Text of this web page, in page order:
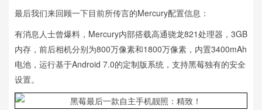
最后我们来回顾一下目前所传言的Mercury配置信息：
有消息人士曾爆料，Mercury内部搭载高通骁龙821处理器，3GB
内存，前后相机分别为800万像素和1800万像素，内置3400mAh
电池，运行基于Android 7.0的定制版系统，支持黑莓独有的安全
设置。